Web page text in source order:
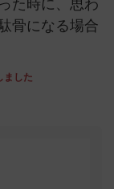
た時に、思わ
骨になる場合
ました